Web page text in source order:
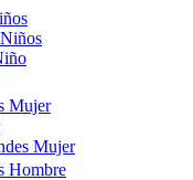
Mujer
Mujer
Hombre